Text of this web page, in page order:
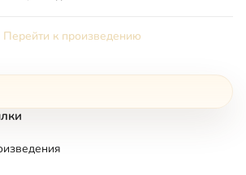
Перейти к произведению